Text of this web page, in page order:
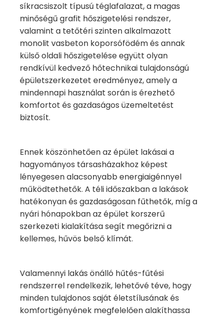
síkracsiszolt típusú téglafalazat, a magas
minőségű grafit hőszigetelési rendszer,
valamint a tetőtéri szinten alkalmazott
monolit vasbeton koporsófödém és annak
külső oldali hőszigetelése együtt olyan
rendkívül kedvező hőtechnikai tulajdonságú
épületszerkezetet eredményez, amely a
mindennapi használat során is érezhető
komfortot és gazdaságos üzemeltetést
biztosít.
Ennek köszönhetően az épület lakásai a
hagyományos társasházakhoz képest
lényegesen alacsonyabb energiaigénnyel
működtethetők. A téli időszakban a lakások
hatékonyan és gazdaságosan fűthetők, míg a
nyári hónapokban az épület korszerű
szerkezeti kialakítása segít megőrizni a
kellemes, hűvös belső klímát.
Valamennyi lakás önálló hűtés-fűtési
rendszerrel rendelkezik, lehetővé téve, hogy
minden tulajdonos saját életstílusának és
komfortigényének megfelelően alakíthassa